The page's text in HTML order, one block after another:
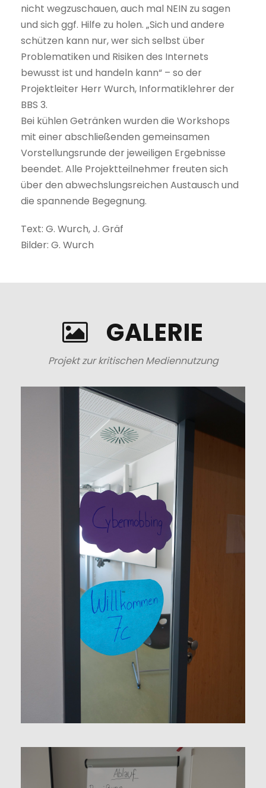
nicht wegzuschauen, auch mal NEIN zu sagen
und sich ggf. Hilfe zu holen. „Sich und andere
schützen kann nur, wer sich selbst über
Problematiken und Risiken des Internets
bewusst ist und handeln kann“ – so der
Projektleiter Herr Wurch, Informatiklehrer der
BBS 3.
Bei kühlen Getränken wurden die Workshops
mit einer abschließenden gemeinsamen
Vorstellungsrunde der jeweiligen Ergebnisse
beendet. Alle Projektteilnehmer freuten sich
über den abwechslungsreichen Austausch und
die spannende Begegnung.
Text: G. Wurch, J. Gräf
Bilder: G. Wurch
GALERIE
Projekt zur kritischen Mediennutzung